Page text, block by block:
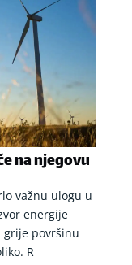
na njegovu
važnu ulogu u
energije
grije površinu
R